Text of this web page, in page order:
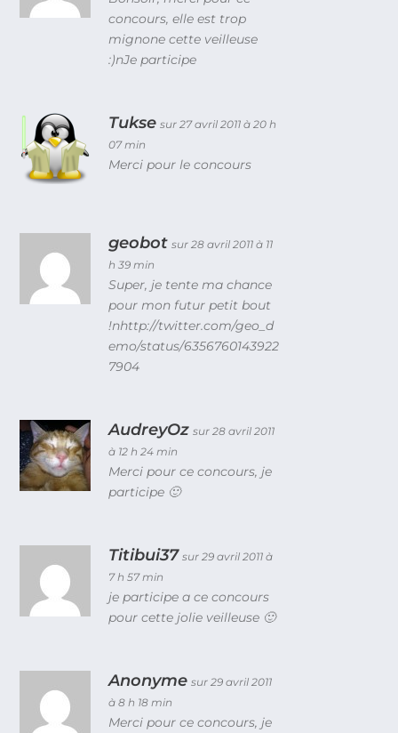
concours, elle est trop
mignone cette veilleuse
:)nJe participe
Tukse sur 27 avril 2011 à 20 h
07 min
Merci pour le concours
geobot sur 28 avril 2011 à 11
h 39 min
Super, je tente ma chance
pour mon futur petit bout
!nhttp://twitter.com/geo_d
emo/status/6356760143922
7904
AudreyOz sur 28 avril 2011
à 12 h 24 min
Merci pour ce concours, je
participe 🙂
Titibui37 sur 29 avril 2011 à
7 h 57 min
je participe a ce concours
pour cette jolie veilleuse 🙂
Anonyme sur 29 avril 2011
à 8 h 18 min
Merci pour ce concours, je